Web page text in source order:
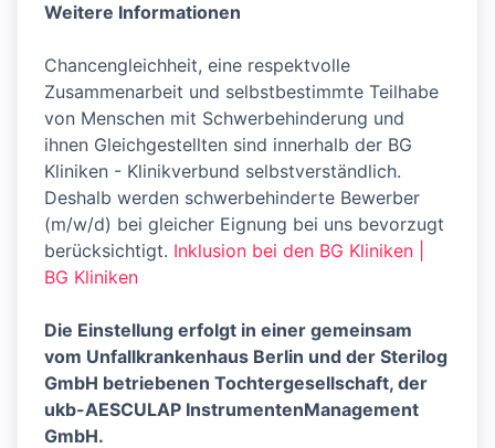
Weitere Informationen
Chancengleichheit, eine respektvolle
Zusammenarbeit und selbstbestimmte Teilhabe
von Menschen mit Schwerbehinderung und
ihnen Gleichgestellten sind innerhalb der BG
Kliniken - Klinikverbund selbstverständlich.
Deshalb werden schwerbehinderte Bewerber
(m/w/d) bei gleicher Eignung bei uns bevorzugt
berücksichtigt. Inklusion bei den BG Kliniken |
BG Kliniken
Die Einstellung erfolgt in einer gemeinsam
vom Unfallkrankenhaus Berlin und der Sterilog
GmbH betriebenen Tochtergesellschaft, der
ukb-AESCULAP InstrumentenManagement
GmbH.